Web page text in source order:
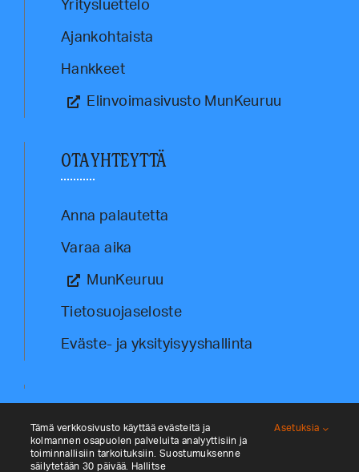
Yritysluettelo
Ajankohtaista
Hankkeet
Elinvoimasivusto MunKeuruu
OTA YHTEYTTÄ
Anna palautetta
Varaa aika
MunKeuruu
Tietosuojaseloste
Eväste- ja yksityisyyshallinta
Tämä verkkosivusto käyttää evästeitä ja
kolmannen osapuolen palveluita analyyttisiin ja
toiminnallisiin tarkoituksiin. Suostumuksenne
säilytetään 30 päivää. Hallitse
Asetuksia